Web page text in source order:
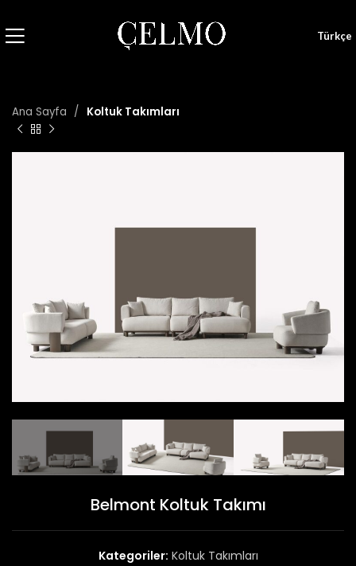
Türkçe
Ana Sayfa Koltuk Takımları
Belmont Koltuk Takımı
Kategoriler: Koltuk Takımları